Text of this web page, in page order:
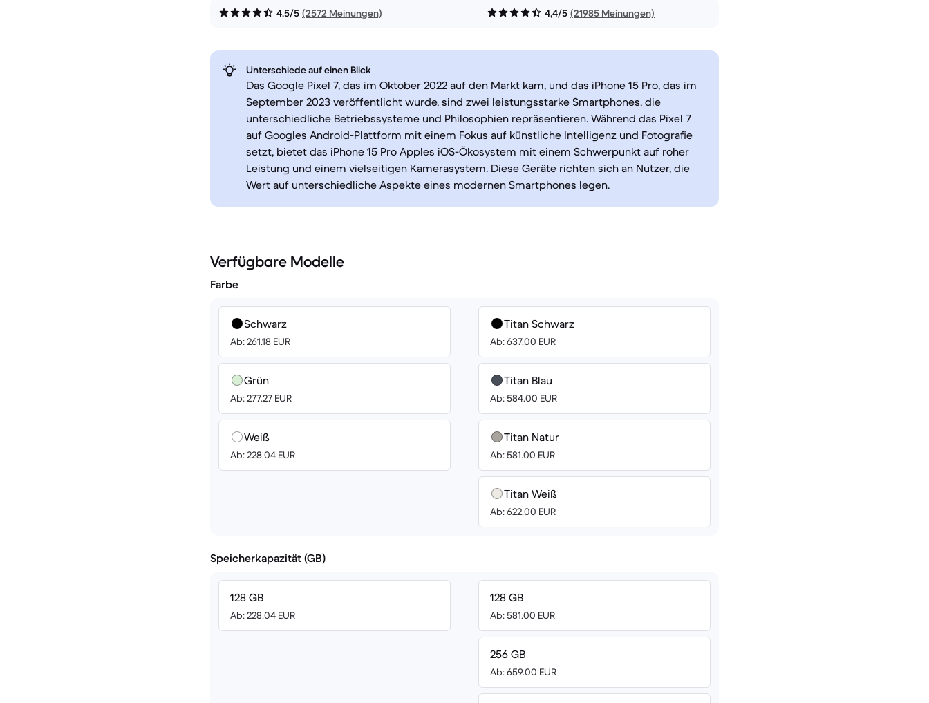
4,5/5 (2572 Meinungen) 4,4/5 (21985 Meinungen)
Unterschiede auf einen Blick
Das Google Pixel 7, das im Oktober 2022 auf den Markt kam, und das iPhone 15 Pro, das im
September 2023 veröffentlicht wurde, sind zwei leistungsstarke Smartphones, die
unterschiedliche Betriebssysteme und Philosophien repräsentieren. Während das Pixel 7
auf Googles Android-Plattform mit einem Fokus auf künstliche Intelligenz und Fotografie
setzt, bietet das iPhone 15 Pro Apples iOS-Ökosystem mit einem Schwerpunkt auf roher
Leistung und einem vielseitigen Kamerasystem. Diese Geräte richten sich an Nutzer, die
Wert auf unterschiedliche Aspekte eines modernen Smartphones legen.
Verfügbare Modelle
Farbe
Schwarz
Ab: 261.18 EUR
Grün
Ab: 277.27 EUR
Weiß
Ab: 228.04 EUR
Titan Schwarz
Ab: 637.00 EUR
Titan Blau
Ab: 584.00 EUR
Titan Natur
Ab: 581.00 EUR
Titan Weiß
Ab: 622.00 EUR
Speicherkapazität (GB)
128 GB
Ab: 228.04 EUR
128 GB
Ab: 581.00 EUR
256 GB
Ab: 659.00 EUR